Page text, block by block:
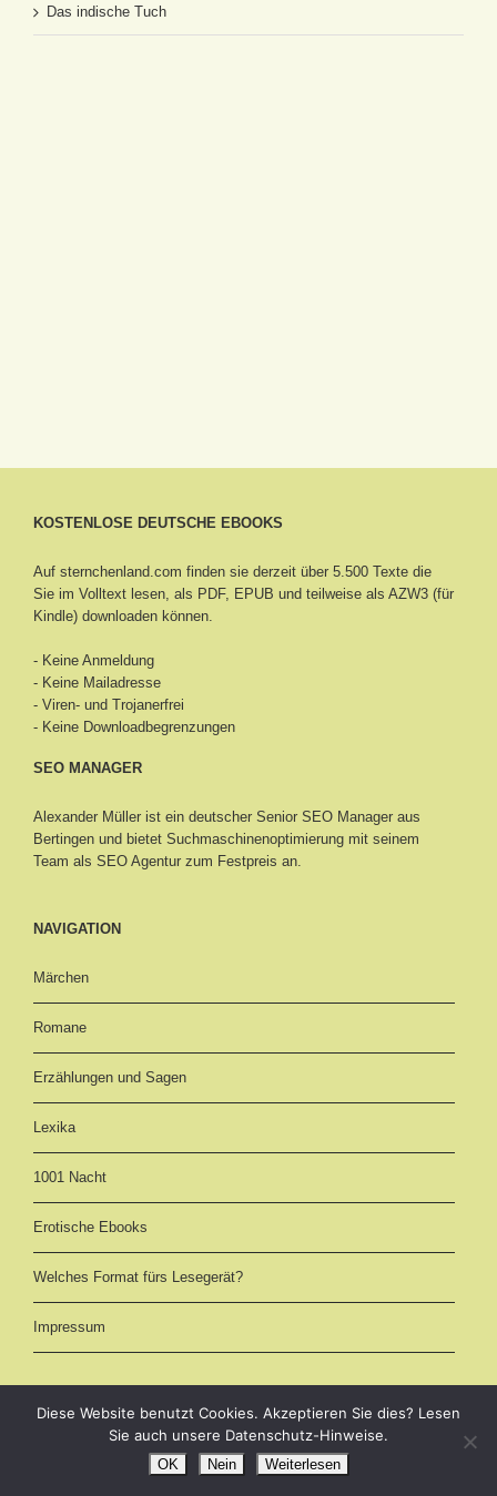
Das indische Tuch
KOSTENLOSE DEUTSCHE EBOOKS
Auf sternchenland.com finden sie derzeit über 5.500 Texte die
Sie im Volltext lesen, als PDF, EPUB und teilweise als AZW3 (für
Kindle) downloaden können.
- Keine Anmeldung
- Keine Mailadresse
- Viren- und Trojanerfrei
- Keine Downloadbegrenzungen
SEO MANAGER
Alexander Müller ist ein deutscher Senior SEO Manager aus
Bertingen und bietet Suchmaschinenoptimierung mit seinem
Team als SEO Agentur zum Festpreis an.
NAVIGATION
Märchen
Romane
Erzählungen und Sagen
Lexika
1001 Nacht
Erotische Ebooks
Welches Format fürs Lesegerät?
Impressum
eBooks kostenlos downloaden als EPUB, AZW3 (Kindle) und PDF -
Märchen und Romane online im Volltext lesen
Diese Website benutzt Cookies. Akzeptieren Sie dies? Lesen
Sie auch unsere Datenschutz-Hinweise.
OK Nein Weiterlesen